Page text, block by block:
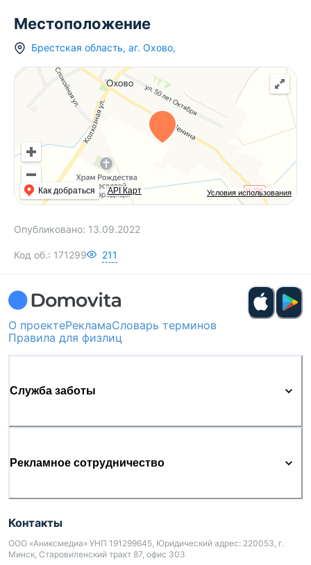
Местоположение
Брестская область, аг. Охово,
Условия использования
Как добраться API Карт
Опубликовано: 13.09.2022
Код об.: 171299 211
О проектеРекламаСловарь терминов
Правила для физлиц
Служба заботы
Рекламное сотрудничество
Контакты
ООО «Аниксмедиа» УНП 191299645, Юридический адрес: 220053, г.
Минск, Старовиленский тракт 87, офис 303